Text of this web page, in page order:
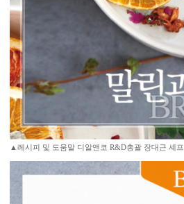
▲레시피 및 도움말 디알앤코 R&D총괄 장대근 셰프